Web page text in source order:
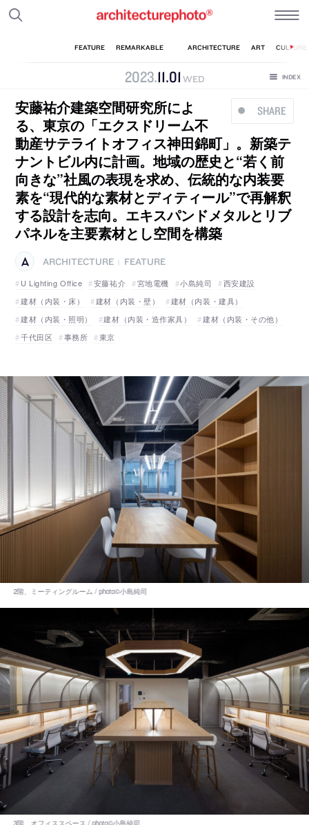
2023.11.01 WED
SHARE
安藤祐介建築空間研究所によ
る、東京の「エクスドリーム不
動産サテライトオフィス神田錦町」。新築テ
ナントビル内に計画。地域の歴史と“若く前
向きな”社風の表現を求め、伝統的な内装要
素を“現代的な素材とディティール”で再解釈
する設計を志向。エキスパンドメタルとリブ
パネルを主要素材とし空間を構築
ARCHITECTURE
FEATURE
U Lighting Office
安藤祐介 宮地電機 小島純司
西安建設
建材（内装・床）
建材（内装・壁）
建材（内装・建具）
建材（内装・照明）
建材（内装・造作家具）
建材（内装・その他）
千代田区
事務所 東京